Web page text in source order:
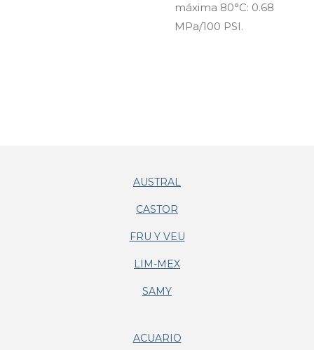
máxima 80°C: 0.68
MPa/100 PSI.
AUSTRAL
CASTOR
FRU Y VEU
LIM-MEX
SAMY
ACUARIO